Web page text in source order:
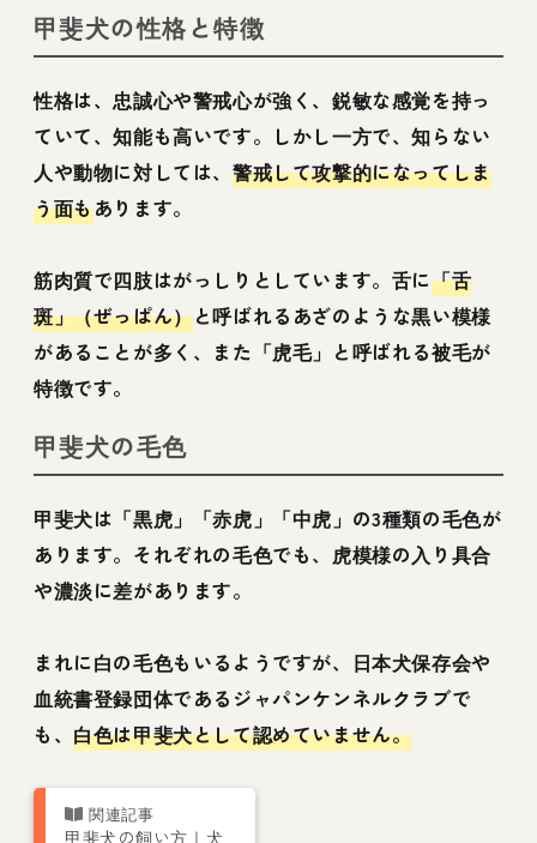
甲斐犬の性格と特徴
性格は、忠誠心や警戒心が強く、鋭敏な感覚を持っ
ていて、知能も高いです。しかし一方で、知らない
人や動物に対しては、 警戒して攻撃的になってしま
う面もあります。
筋肉質で四肢はがっしりとしています。舌に「舌
斑」（ぜっぱん）と呼ばれるあざのような黒い模様
があることが多く、また「虎毛」と呼ばれる被毛が
特徴です。
甲斐犬の毛色
甲斐犬は「黒虎」「赤虎」「中虎」の3種類の毛色が
あります。それぞれの毛色でも、虎模様の入り具合
や濃淡に差があります。
まれに白の毛色もいるようですが、日本犬保存会や
血統書登録団体であるジャパンケンネルクラブで
も、白色は甲斐犬として認めていません。
甲斐犬の飼い方｜犬